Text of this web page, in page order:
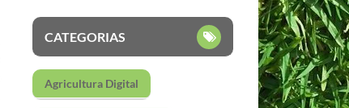
CATEGORIAS
Agricultura Digital